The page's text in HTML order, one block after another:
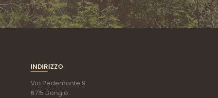
INDIRIZZO
Via Pedemonte 9
6715 Dongio